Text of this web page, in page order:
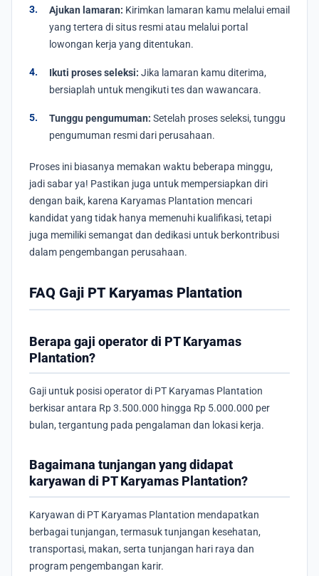
Ajukan lamaran: Kirimkan lamaran kamu melalui email
yang tertera di situs resmi atau melalui portal
lowongan kerja yang ditentukan.
Ikuti proses seleksi: Jika lamaran kamu diterima,
bersiaplah untuk mengikuti tes dan wawancara.
Tunggu pengumuman: Setelah proses seleksi, tunggu
pengumuman resmi dari perusahaan.
Proses ini biasanya memakan waktu beberapa minggu,
jadi sabar ya! Pastikan juga untuk mempersiapkan diri
dengan baik, karena Karyamas Plantation mencari
kandidat yang tidak hanya memenuhi kualifikasi, tetapi
juga memiliki semangat dan dedikasi untuk berkontribusi
dalam pengembangan perusahaan.
FAQ Gaji PT Karyamas Plantation
Berapa gaji operator di PT Karyamas
Plantation?
Gaji untuk posisi operator di PT Karyamas Plantation
berkisar antara Rp 3.500.000 hingga Rp 5.000.000 per
bulan, tergantung pada pengalaman dan lokasi kerja.
Bagaimana tunjangan yang didapat
karyawan di PT Karyamas Plantation?
Karyawan di PT Karyamas Plantation mendapatkan
berbagai tunjangan, termasuk tunjangan kesehatan,
transportasi, makan, serta tunjangan hari raya dan
program pengembangan karir.